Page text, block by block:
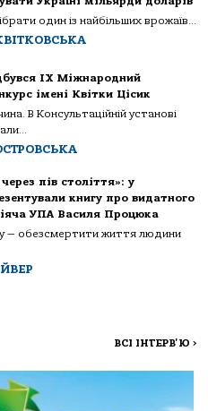
один із найбільших врожаїв...
IX Міжнародний
імені Квітки Цісик
В Консультаційній установі
пів століття»: у
книгу про видатного
УПА Василя Процюка
— обезсмертити життя людини
ВСІ ІНТЕРВ'Ю >